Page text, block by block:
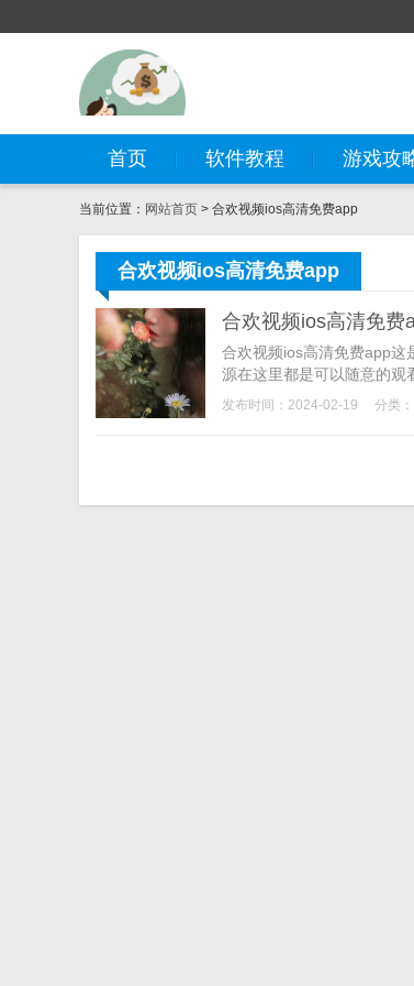
首页 软件教程 游戏攻
当前位置： 网站首页 > 合欢视频ios高清免费app
合欢视频ios高清免费app
合欢视频ios高清免费
合欢视频ios高清免费app这
源在这里都是可以随意的观
漫、电影、纪录片以及电视
发布时间：2024-02-19 分类：